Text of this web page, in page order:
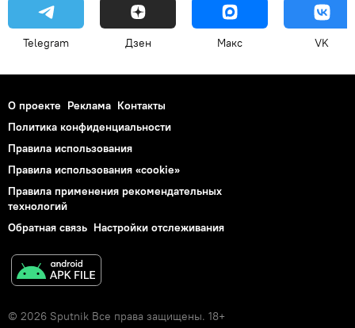
Telegram Дзен Макс VK
О проекте Реклама Контакты
Политика конфиденциальности
Правила использования
Правила использования «cookie»
Правила применения рекомендательных
технологий
Обратная связь Настройки отслеживания
© 2026 Sputnik Все права защищены. 18+